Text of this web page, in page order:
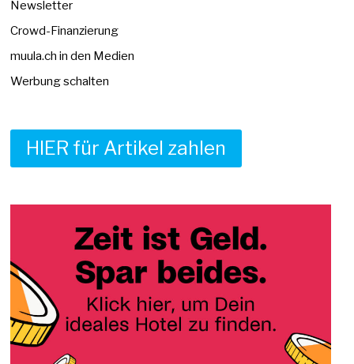
Newsletter
Crowd-Finanzierung
muula.ch in den Medien
Werbung schalten
HIER für Artikel zahlen